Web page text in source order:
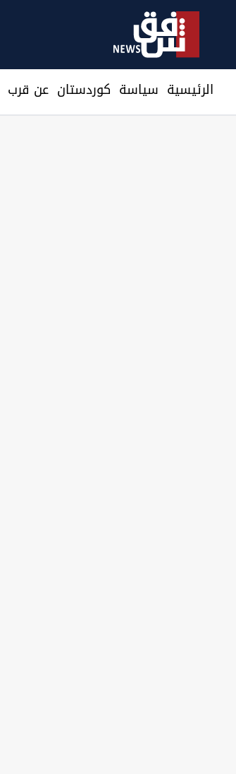
الرئيسية سیاسة كوردستان عن قرب